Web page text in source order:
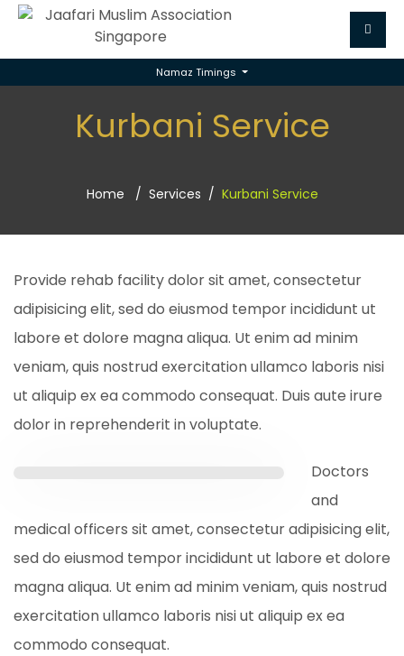
Namaz Timings
Kurbani Service
Home Services Kurbani Service
Provide rehab facility dolor sit amet, consectetur
adipisicing elit, sed do eiusmod tempor incididunt ut
labore et dolore magna aliqua. Ut enim ad minim
veniam, quis nostrud exercitation ullamco laboris nisi
ut aliquip ex ea commodo consequat. Duis aute irure
dolor in reprehenderit in voluptate.
Doctors
and
medical officers sit amet, consectetur adipisicing elit,
sed do eiusmod tempor incididunt ut labore et dolore
magna aliqua. Ut enim ad minim veniam, quis nostrud
exercitation ullamco laboris nisi ut aliquip ex ea
commodo consequat.